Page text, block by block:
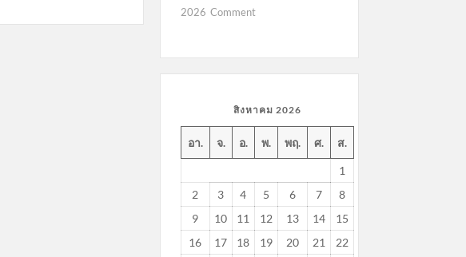
2026 Commenton
2569
สิงหาคม 2026
อา. จ. อ. พ. พฤ. ศ. ส.
1
2
3 4 5 6 7
8
9
10 11 12 13 14
15
16
17 18 19 20 21
22